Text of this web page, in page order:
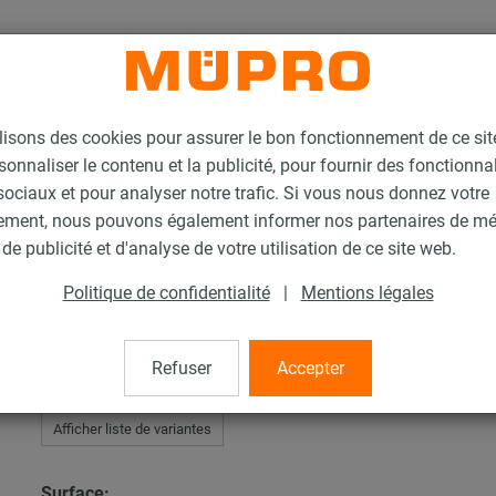
des cookies pour assurer le bon fonctionnement de ce
le contenu et la publicité, pour fournir des
et pour analyser notre trafic. Si vous nous donnez votre
nous pouvons également informer nos partenaires de
publicité et d'analyse de votre utilisation de ce site web.
Politique de confidentialité | Mentions légales
Refuser Accepter
pour la fixation de gaines
Afficher liste de variantes